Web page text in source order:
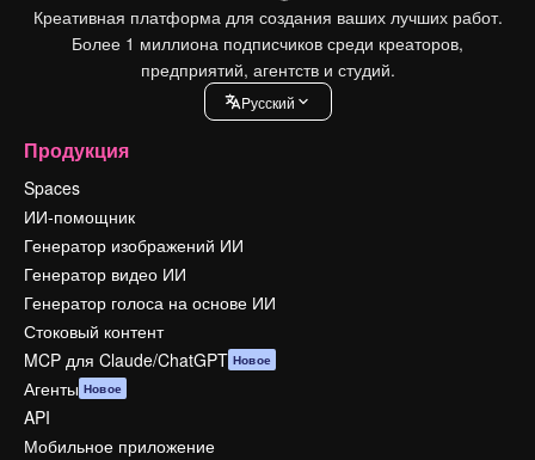
Креативная платформа для создания ваших лучших работ.
Более 1 миллиона подписчиков среди креаторов,
предприятий, агентств и студий.
Pусский
Продукция
Spaces
ИИ-помощник
Генератор изображений ИИ
Генератор видео ИИ
Генератор голоса на основе ИИ
Стоковый контент
MCP для Claude/ChatGPT Новое
Агенты Новое
API
Мобильное приложение